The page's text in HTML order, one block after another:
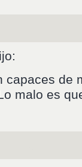
capaces de
malo es